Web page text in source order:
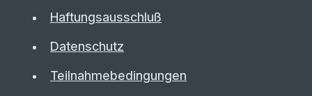
Haftungsausschluß
Datenschutz
Teilnahmebedingungen